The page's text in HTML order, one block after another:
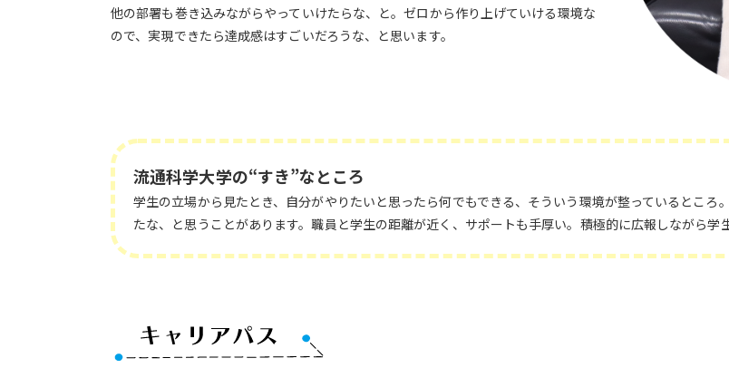
他の部署も巻き込みながらやっていけたらな、と。ゼロから作り上げていける環境な
ので、実現できたら達成感はすごいだろうな、と思います。
流通科学大学の“すき”なところ
学生の立場から見たとき、自分がやりたいと思ったら何でもできる、そういう環境が整っているとこ
たな、と思うことがあります。職員と学生の距離が近く、サポートも手厚い。積極的に広報しながら学